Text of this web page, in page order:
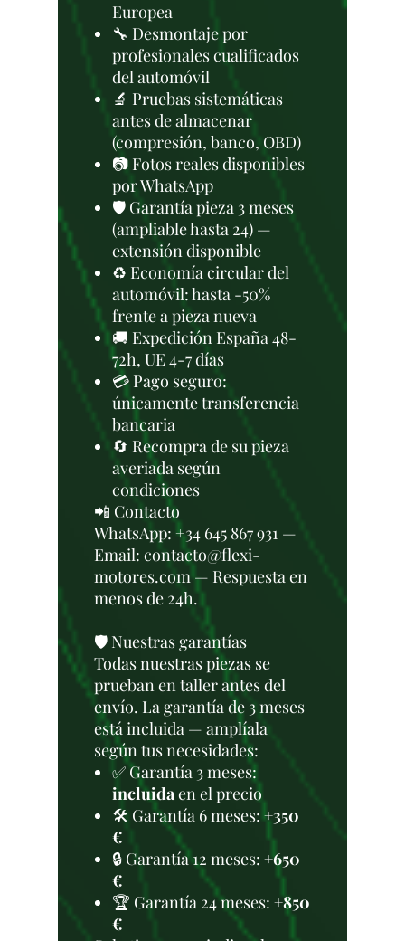
Europea
🔧 Desmontaje por
profesionales cualificados
del automóvil
🔬 Pruebas sistemáticas
antes de almacenar
(compresión, banco, OBD)
📷 Fotos reales disponibles
por WhatsApp
🛡️ Garantía pieza 3 meses
(ampliable hasta 24) —
extensión disponible
♻️ Economía circular del
automóvil: hasta -50%
frente a pieza nueva
🚚 Expedición España 48-
72h, UE 4-7 días
💳 Pago seguro:
únicamente transferencia
bancaria
🔄 Recompra de su pieza
averiada según
condiciones
📲 Contacto
WhatsApp: +34 645 867 931 —
Email: contacto@flexi-
motores.com — Respuesta en
menos de 24h.
🛡️ Nuestras garantías
Todas nuestras piezas se
prueban en taller antes del
envío. La garantía de 3 meses
está incluida — amplíala
según tus necesidades:
✅ Garantía 3 meses:
incluidaen el precio
🛠️ Garantía 6 meses:+350
€
🔒 Garantía 12 meses: +650
€
🏆 Garantía 24 meses: +850
€